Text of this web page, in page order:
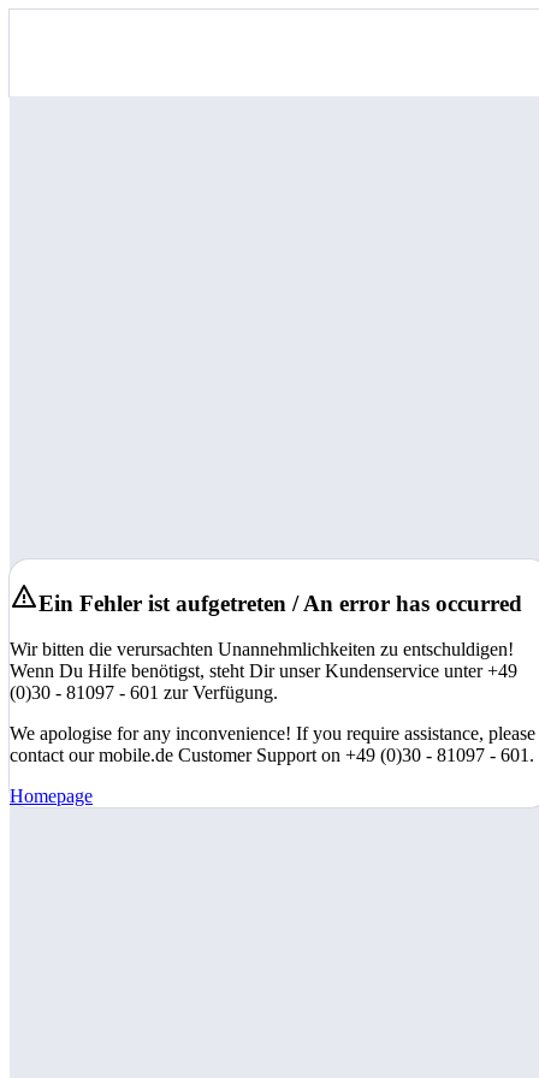
Ein Fehler ist aufgetreten / An error has occurred
Wir bitten die verursachten Unannehmlichkeiten zu entschuldigen!
Wenn Du Hilfe benötigst, steht Dir unser Kundenservice unter +49
(0)30 - 81097 - 601 zur Verfügung.
We apologise for any inconvenience! If you require assistance, please
contact our mobile.de Customer Support on +49 (0)30 - 81097 - 601.
Homepage